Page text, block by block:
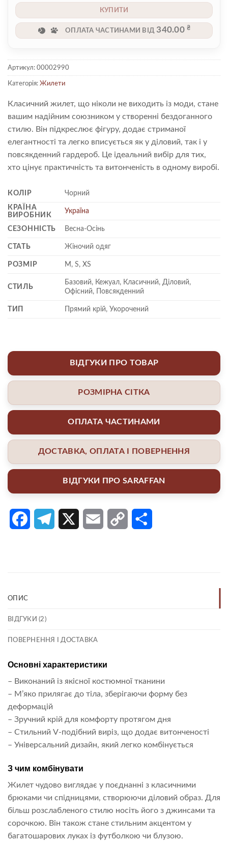
КУПИТИ
ОПЛАТА ЧАСТИНАМИ ВІД 340.00₴
Артикул: 00002990
Категорія: Жилети
Класичний жилет, що ніколи не виходить із моди, стане
вашим надійним союзником у створенні бездоганного
стилю. Він підкреслює фігуру, додає стриманої
елегантності та легко вписується як у діловий, так і у
повсякденний гардероб. Це ідеальний вибір для тих,
хто цінує практичність та витонченість в одному виробі.
КОЛІР
Чорний
КРАЇНА
ВИРОБНИК
Україна
СЕЗОННІСТЬ Весна-Осінь
СТАТЬ Жіночий одяг
РОЗМІР M, S, XS
СТИЛЬ
Базовий, Кежуал, Класичний, Діловий,
Офісний, Повсякденний
ТИП Прямий крій, Укорочений
ВІДГУКИ ПРО ТОВАР
РОЗМІРНА СІТКА
ОПЛАТА ЧАСТИНАМИ
ДОСТАВКА, ОПЛАТА І ПОВЕРНЕННЯ
ВІДГУКИ ПРО SARAFFAN
FacebookTelegram Email Copy
ОПИС
ВІДГУКИ (2)
ПОВЕРНЕННЯ І ДОСТАВКА
Основні характеристики
– Виконаний із якісної костюмної тканини
– М’яко прилягає до тіла, зберігаючи форму без
деформацій
– Зручний крій для комфорту протягом дня
– Стильний V-подібний виріз, що додає витонченості
– Універсальний дизайн, який легко комбінується
З чим комбінувати
Жилет чудово виглядає у поєднанні з класичними
брюками чи спідницями, створюючи діловий образ. Для
більш розслабленого стилю носіть його з джинсами та
сорочкою. Він також стане стильним акцентом у
багатошарових луках із футболкою чи блузою.